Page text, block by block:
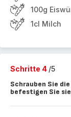
100g
1cl Milch
Schritte 4 /5
Schrauben Sie
befestigen Sie